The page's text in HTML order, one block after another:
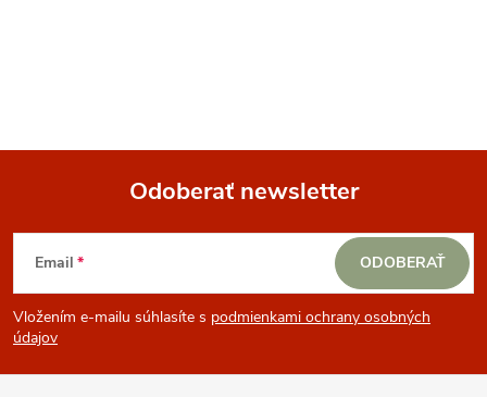
Z
á
p
Odoberať newsletter
Email
Vložením e-mailu súhlasíte s podmienkami ochrany osobných
údajov
ODOBERAŤ